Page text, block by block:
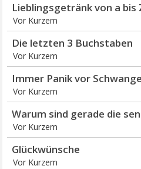
Lieblingsgetränk von a bis
Vor Kurzem
Die letzten 3 Buchstaben
Vor Kurzem
Immer Panik vor
Vor Kurzem
Warum sind gerade die
Vor Kurzem
Glückwünsche
Vor Kurzem